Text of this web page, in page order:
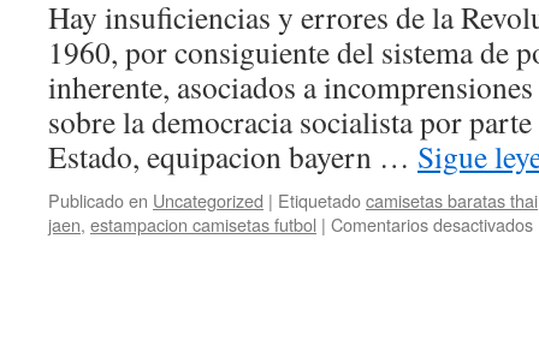
Hay insuficiencias y errores de la
1960, por consiguiente del sistema de
inherente, asociados a
sobre la democracia socialista por
Estado, equipacion bayern … Sigue
Publicado en Uncategorized | Etiquetadocamisetas baratas thai
jaen, estampacion camisetas futbol | Comentarios desactivados